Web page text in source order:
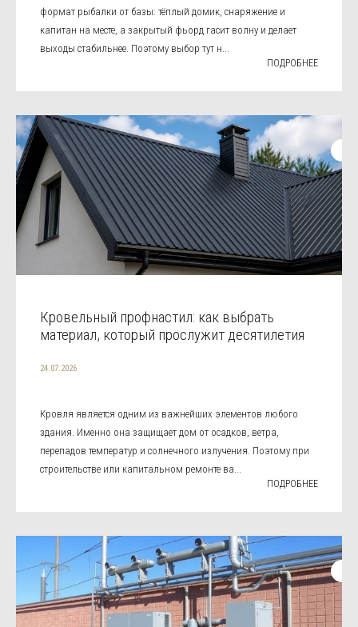
формат рыбалки от базы: тёплый домик, снаряжение и
капитан на месте, а закрытый фьорд гасит волну и делает
выходы стабильнее. Поэтому выбор тут н...
ПОДРОБНЕЕ
Кровельный профнастил: как выбрать
материал, который прослужит десятилетия
24.07.2026
Кровля является одним из важнейших элементов любого
здания. Именно она защищает дом от осадков, ветра,
перепадов температур и солнечного излучения. Поэтому при
строительстве или капитальном ремонте ва...
ПОДРОБНЕЕ